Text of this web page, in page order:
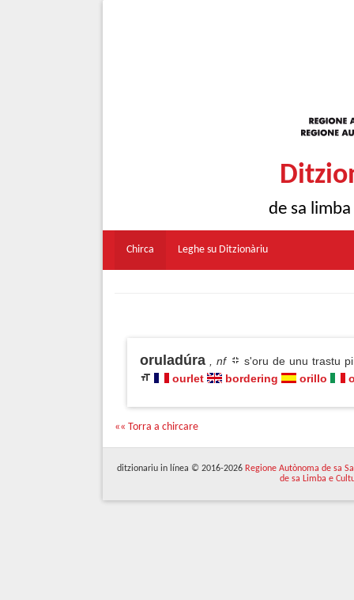
de sa
Chirca Leghe su Ditzionàriu
oruladúra , nf
s'oru de unu trastu
ourlet
bordering orillo
«« Torra a chircare
ditzionariu in línea © 2016-2026 Regione Autònoma de sa
de sa Limba e